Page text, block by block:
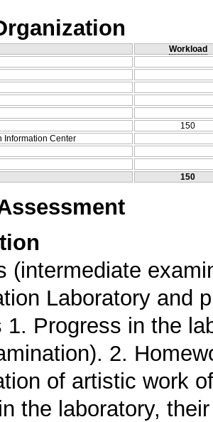
Workload
150
Information Center
150
(intermediate
Laboratory and
1. Progress in the
2.
of artistic work
the laboratory,